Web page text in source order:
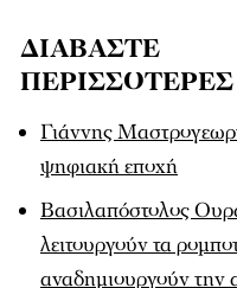
ΔΙΑΒΑΣΤΕ
ΠΕΡΙΣΣΟΤΕΡΕΣ
Γιάννης
ψηφιακή εποχή
Βασιλαπόστολος
λειτουργούν τα
αναδημιουργούν την